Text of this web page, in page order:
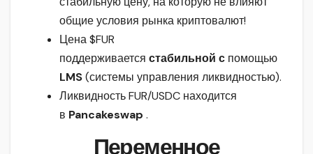
общие условия рынка криптовалют!
Цена $FUR
поддерживается стабильной с помощью
LMS(системы управления ликвидностью).
Ликвидность FUR/USDC находится
в Pancakeswap .
Переменное